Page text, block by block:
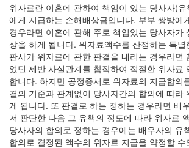
위자료란 이혼에 관하여 책임이 있는 당사자(
에게 지급하는 손해배상금입니다. 부부 쌍방에
경우라면 이혼에 관해 주로 책임있는 당사자가
상을 하게 됩니다. 위자료액수를 산정하는 특
판사가 위자료에 관한 판결을 내리는 경우라면
었던 제반 사실관계를 참작하여 적절한 위자료
합니다. 하지만 공정증서로 위자료의 지급합의
결의 기준과 관계없이 당사자간의 합의에 따라
게 됩니다. 또 판결로 하는 정하는 경우라면 배
저 판단한 다음 그 유책의 정도에 따라 위자료
당사자의 합의로 정하는 경우에는 배우자의 유
합의로 결정된 액수의 위자료 지급을 약정할 수